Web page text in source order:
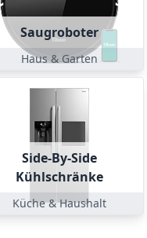
Saugroboter
Haus & Garten
Side-By-Side
Kühlschränke
Küche & Haushalt